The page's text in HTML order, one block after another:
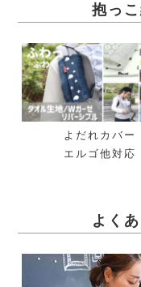
抱っ
よだれカバー
エルゴ他対応
よく